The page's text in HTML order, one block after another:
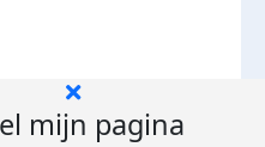
mijn pagina